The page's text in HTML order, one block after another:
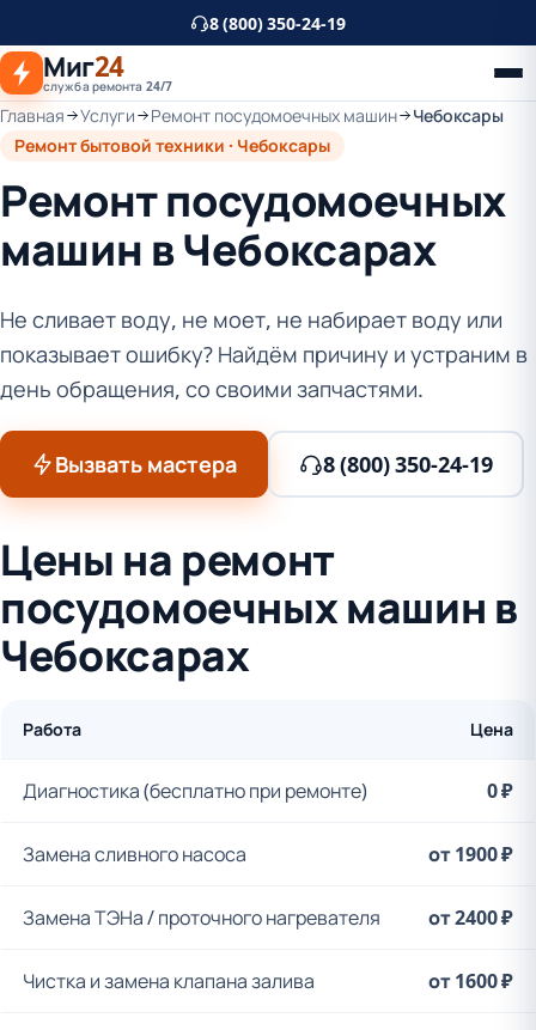
основному
контенту
8 (800) 350-24-19
Миг24
служба ремонта 24/7
Главная Услуги Ремонт посудомоечных машин
Чебоксары
Ремонт бытовой техники · Чебоксары
Ремонт посудомоечных
машин в Чебоксарах
Не сливает воду, не моет, не набирает воду или
показывает ошибку? Найдём причину и устраним в
день обращения, со своими запчастями.
Вызвать мастера 8 (800) 350-24-19
Цены на ремонт
посудомоечных машин в
Чебоксарах
Работа Цена
Диагностика (бесплатно при ремонте) 0 ₽
Замена сливного насоса от 1900 ₽
Замена ТЭНа / проточного нагревателя от 2400 ₽
Чистка и замена клапана залива от 1600 ₽